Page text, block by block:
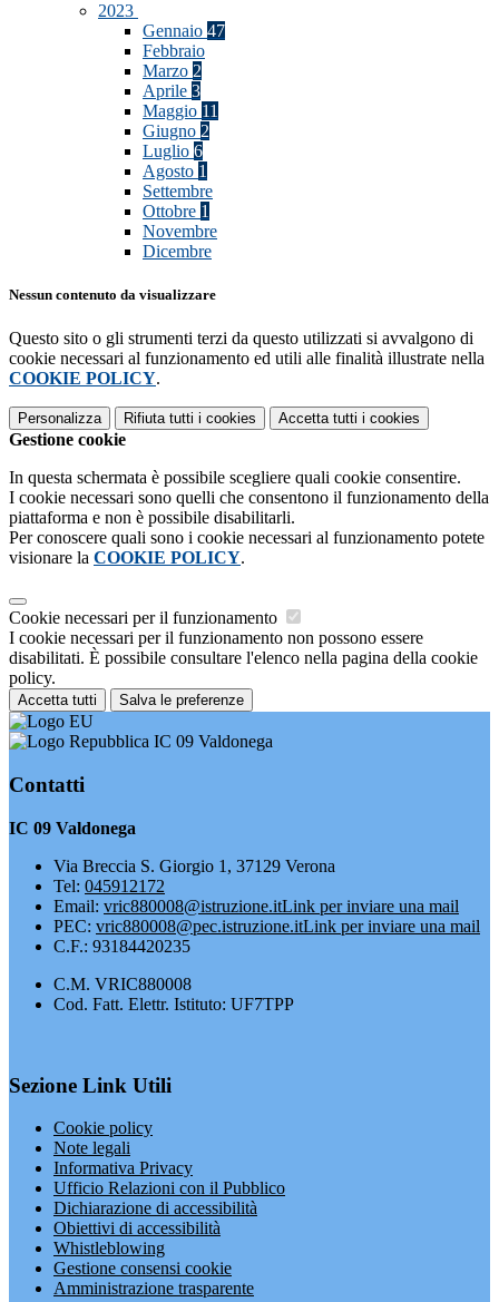
2023
Gennaio 47
Febbraio
Marzo 2
Aprile 3
Maggio 11
Giugno 2
Luglio 6
Agosto 1
Settembre
Ottobre 1
Novembre
Dicembre
Nessun contenuto da visualizzare
Questo sito o gli strumenti terzi da questo utilizzati si avvalgono di
cookie necessari al funzionamento ed utili alle finalità illustrate nella
COOKIE POLICY.
Personalizza Rifiuta tutti i cookies Accetta tutti i cookies
Gestione cookie
In questa schermata è possibile scegliere quali cookie consentire.
I cookie necessari sono quelli che consentono il funzionamento della
piattaforma e non è possibile disabilitarli.
Per conoscere quali sono i cookie necessari al funzionamento potete
visionare la COOKIE POLICY.
Cookie necessari per il funzionamento
I cookie necessari per il funzionamento non possono essere
disabilitati. È possibile consultare l'elenco nella pagina della cookie
policy.
Accetta tutti Salva le preferenze
IC 09 Valdonega
Contatti
IC 09 Valdonega
Via Breccia S. Giorgio 1, 37129 Verona
Tel: 045912172
Email: vric880008@istruzione.itLink per inviare una mail
PEC: vric880008@pec.istruzione.itLink per inviare una mail
C.F.: 93184420235
C.M. VRIC880008
Cod. Fatt. Elettr. Istituto: UF7TPP
Sezione Link Utili
Cookie policy
Note legali
Informativa Privacy
Ufficio Relazioni con il Pubblico
Dichiarazione di accessibilità
Obiettivi di accessibilità
Whistleblowing
Gestione consensi cookie
Amministrazione trasparente